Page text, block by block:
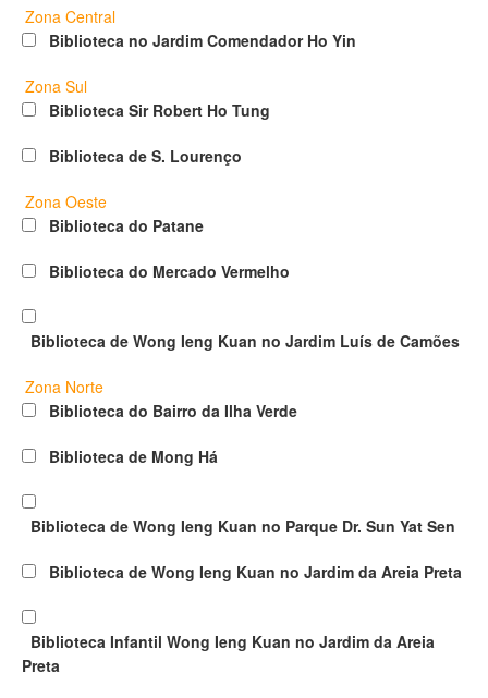
Zona Central
Biblioteca no Jardim Comendador Ho Yin
Zona Sul
Biblioteca Sir Robert Ho Tung
Biblioteca de S. Lourenço
Zona Oeste
Biblioteca do Patane
Biblioteca do Mercado Vermelho
Biblioteca de Wong Ieng Kuan no Jardim Luís de Camões
Zona Norte
Biblioteca do Bairro da Ilha Verde
Biblioteca de Mong Há
Biblioteca de Wong Ieng Kuan no Parque Dr. Sun Yat Sen
Biblioteca de Wong Ieng Kuan no Jardim da Areia Preta
Biblioteca Infantil Wong Ieng Kuan no Jardim da Areia
Preta